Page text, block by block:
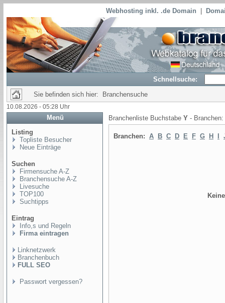
Webhosting inkl. .de Domain
Schnellsuche:
Sie befinden sich hier: Branchensuche
10.08.2026 - 05:28 Uhr
Menü
Listing
Topliste Besucher
Neue Einträge
Suchen
Firmensuche A-Z
Branchensuche A-Z
Livesuche
TOP100
Suchtipps
Eintrag
Info,s und Regeln
Firma eintragen
Linknetzwerk
Branchenbuch
FULL SEO
Passwort vergessen?
Branchenliste Buchstabe Y - Branchen:
Branchen: A B C D E F G H